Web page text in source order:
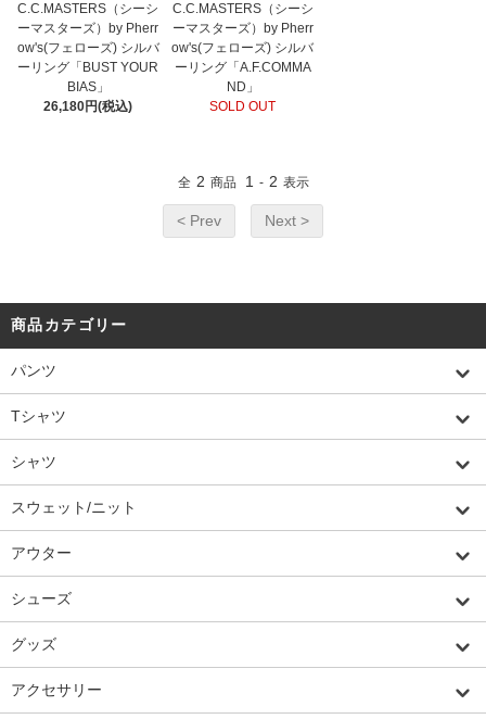
C.C.MASTERS（シーシ
ーマスターズ）by Pherr
ow's(フェローズ) シルバ
ーリング「BUST YOUR
BIAS」
26,180円(税込)
C.C.MASTERS（シーシ
ーマスターズ）by Pherr
ow's(フェローズ) シルバ
ーリング「A.F.COMMA
ND」
SOLD OUT
全 2 商品 1 - 2 表示
< Prev Next >
商品カテゴリー
パンツ
Tシャツ
シャツ
スウェット/ニット
アウター
シューズ
グッズ
アクセサリー